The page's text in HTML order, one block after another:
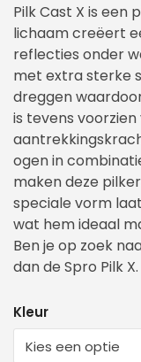
Pilk Cast X is
lichaam creëert
reflecties onder
met extra sterke
dreggen
is tevens
ogen in
maken deze
speciale vorm
wat hem ideaal
Ben je op zoek
dan de Spro Pilk X.
Kleur